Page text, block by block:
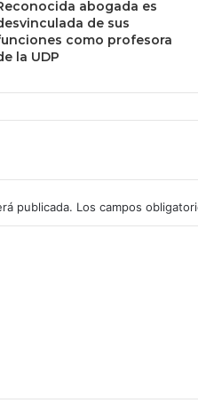
abogada es
de sus
como profesora
la UDP
publicada. Los campos